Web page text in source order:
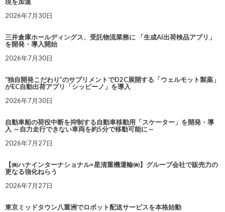
現を加速
2026年7月30日
三井倉庫ホールディングス、受託物流業務に 「生成AI出荷検品アプリ」
を開発・導入開始
2026年7月30日
“独自開発こだわり”のサプリメントでD2C展開する「ウェルモット製薬」
がEC自動出荷アプリ「シッピーノ」を導入
2026年7月30日
自動車船の荷役中断を抑制する自動車移動用「スケーター」を開発・導
入 ～自力走行できない車両を約5分で移動可能に～
2026年7月27日
【㈱ハナインターナショナル×星清重機運輸㈱】グループ会社で販売力の
更なる強化ねらう
2026年7月27日
東京ミッドタウン八重洲でロボット配送サービスを本格始動